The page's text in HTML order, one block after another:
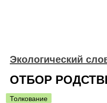
Экологический
ОТБОР
Толкование